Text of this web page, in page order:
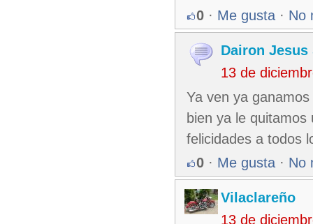
0 · Me gusta · No
Dairon Jesus
13 de
Ya ven ya
bien ya le
felicidades a todos
0 · Me gusta · No
Vilaclareño
13 de